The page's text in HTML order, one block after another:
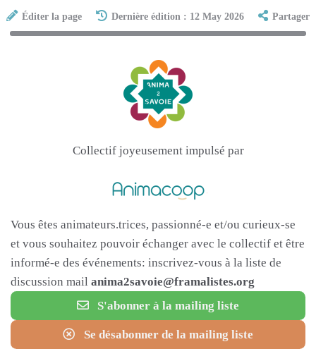
Éditer la page Dernière édition : 12 May 2026 Partager
Collectif joyeusement impulsé par
Vous êtes animateurs.trices, passionné-e et/ou curieux-se
et vous souhaitez pouvoir échanger avec le collectif et être
informé-e des événements: inscrivez-vous à la liste de
discussion mail anima2savoie@framalistes.org
S'abonner à la mailing liste
Se désabonner de la mailing liste